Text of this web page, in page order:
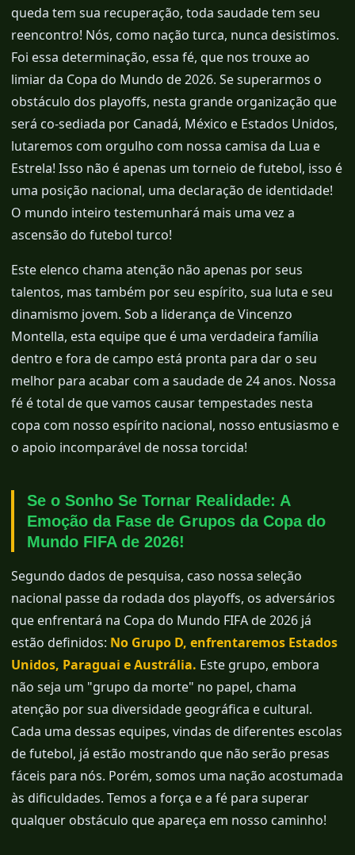
queda tem sua recuperação, toda saudade tem seu
reencontro! Nós, como nação turca, nunca desistimos.
Foi essa determinação, essa fé, que nos trouxe ao
limiar da Copa do Mundo de 2026. Se superarmos o
obstáculo dos playoffs, nesta grande organização que
será co-sediada por Canadá, México e Estados Unidos,
lutaremos com orgulho com nossa camisa da Lua e
Estrela! Isso não é apenas um torneio de futebol, isso é
uma posição nacional, uma declaração de identidade!
O mundo inteiro testemunhará mais uma vez a
ascensão do futebol turco!
Este elenco chama atenção não apenas por seus
talentos, mas também por seu espírito, sua luta e seu
dinamismo jovem. Sob a liderança de Vincenzo
Montella, esta equipe que é uma verdadeira família
dentro e fora de campo está pronta para dar o seu
melhor para acabar com a saudade de 24 anos. Nossa
fé é total de que vamos causar tempestades nesta
copa com nosso espírito nacional, nosso entusiasmo e
o apoio incomparável de nossa torcida!
Se o Sonho Se Tornar Realidade: A
Emoção da Fase de Grupos da Copa do
Mundo FIFA de 2026!
Segundo dados de pesquisa, caso nossa seleção
nacional passe da rodada dos playoffs, os adversários
que enfrentará na Copa do Mundo FIFA de 2026 já
estão definidos: No Grupo D, enfrentaremos Estados
Unidos, Paraguai e Austrália. Este grupo, embora
não seja um "grupo da morte" no papel, chama
atenção por sua diversidade geográfica e cultural.
Cada uma dessas equipes, vindas de diferentes escolas
de futebol, já estão mostrando que não serão presas
fáceis para nós. Porém, somos uma nação acostumada
às dificuldades. Temos a força e a fé para superar
qualquer obstáculo que apareça em nosso caminho!